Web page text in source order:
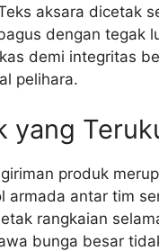
aksara dicetak
dengan tegak
demi integritas
pelihara.
yang
produk
armada antar tim
rangkaian
bunga besar